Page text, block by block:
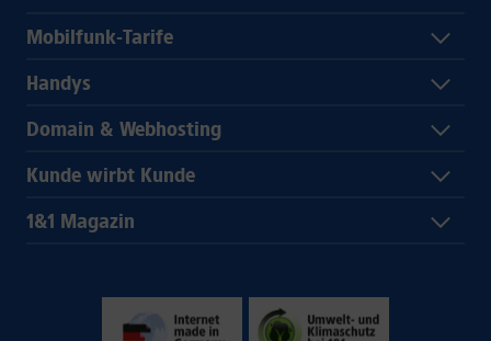
Mobilfunk-Tarife
Handys
Domain & Webhosting
Kunde wirbt Kunde
1&1 Magazin